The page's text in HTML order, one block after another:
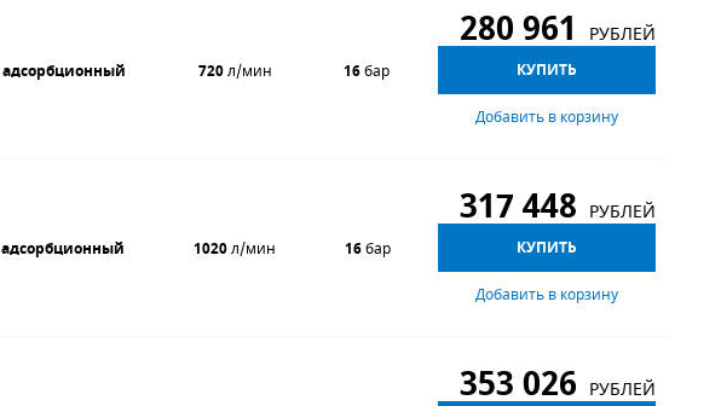
адсорбционный
720л/мин 16бар
280 961 РУБЛЕЙ
КУПИТЬ
Добавить в корзину
адсорбционный
1020л/мин 16бар
317 448 РУБЛЕЙ
КУПИТЬ
Добавить в корзину
353 026 РУБЛЕЙ